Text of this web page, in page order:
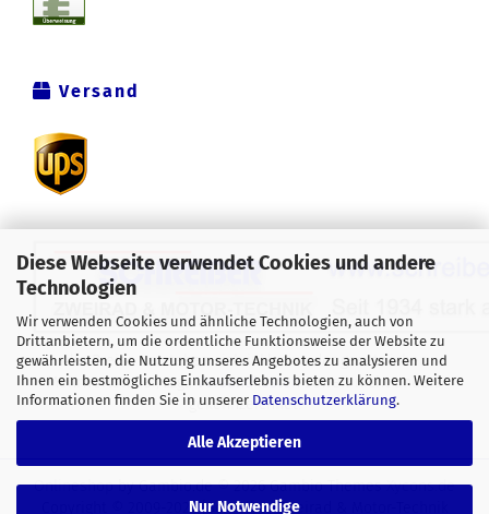
Diese Webseite verwendet Cookies und andere
Technologien
Wir verwenden Cookies und ähnliche Technologien, auch von
Drittanbietern, um die ordentliche Funktionsweise der Website zu
gewährleisten, die Nutzung unseres Angebotes zu analysieren und
Ihnen ein bestmögliches Einkaufserlebnis bieten zu können. Weitere
Informationen finden Sie in unserer Datenschutzerklärung.
Alle Akzeptieren
Nur Notwendige
Versand
Alle Preise verstehen sich inklusive der gesetzlichen
Mehrwertsteuer, zzgl.Versandkostensoweit nicht anders
gekennzeichnet.
Onlineshopby Gambio.de © 2026 Gambio ThemesXycons.de
Copyright © 2009-2024 [Schreiber Zweirad & Motor-Technik